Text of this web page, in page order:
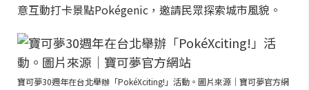
意互動打卡景點Pokégenic，邀請民眾探索城市風貌。
寶可夢30週年在台北舉辦「PokéXciting!」活動。圖片來源｜寶可夢官方網